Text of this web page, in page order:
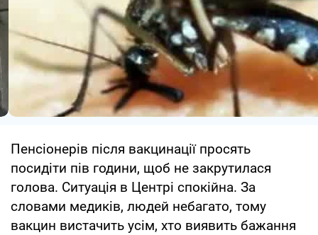
Пенсіонерів після вакцинації просять
посидіти пів години, щоб не закрутилася
голова. Ситуація в Центрі спокійна. За
словами медиків, людей небагато, тому
вакцин вистачить усім, хто виявить бажання